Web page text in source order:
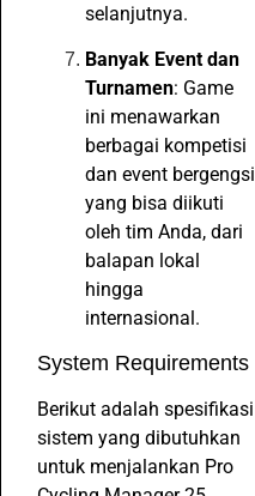
selanjutnya.
Banyak Event dan
Turnamen: Game
ini menawarkan
berbagai kompetisi
dan event bergengsi
yang bisa diikuti
oleh tim Anda, dari
balapan lokal
hingga
internasional.
System Requirements
Berikut adalah spesifikasi
sistem yang dibutuhkan
untuk menjalankan Pro